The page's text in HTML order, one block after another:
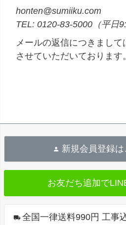
honten@sumiiku.com
0120-83-5000 （平日
メールの返信につきまし
させていただいております。
新規会員登録は
お友だち追加で
全国一律送料990円 工事